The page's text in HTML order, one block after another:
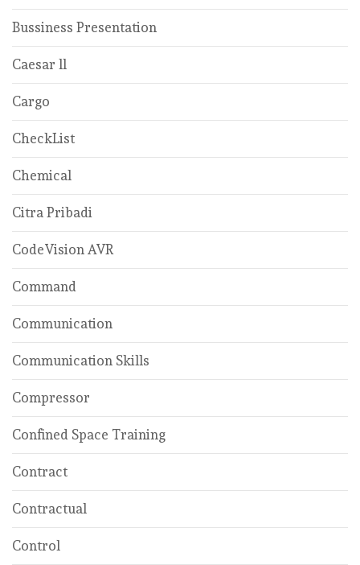
Bussiness Presentation
Caesar ll
Cargo
CheckList
Chemical
Citra Pribadi
CodeVision AVR
Command
Communication
Communication Skills
Compressor
Confined Space Training
Contract
Contractual
Control